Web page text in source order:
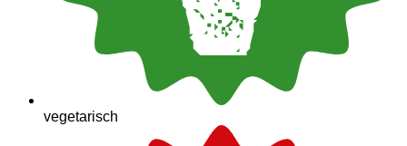
vegetarisch